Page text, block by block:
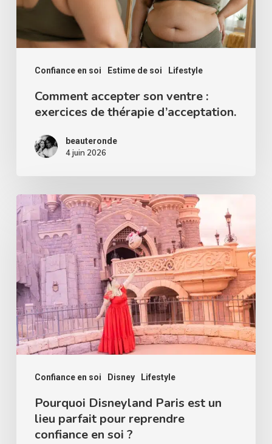
Confiance en soi Estime de soi Lifestyle
de
thérapie
d’acceptation.
Comment accepter son ventre :
exercices de thérapie d’acceptation.
beauteronde
4 juin 2026
Confiance en soi Disney Lifestyle
Pourquoi
Disneyland
Paris
est
un
lieu
parfait
pour
reprendre
confiance
Pourquoi Disneyland Paris est un
lieu parfait pour reprendre
confiance en soi ?